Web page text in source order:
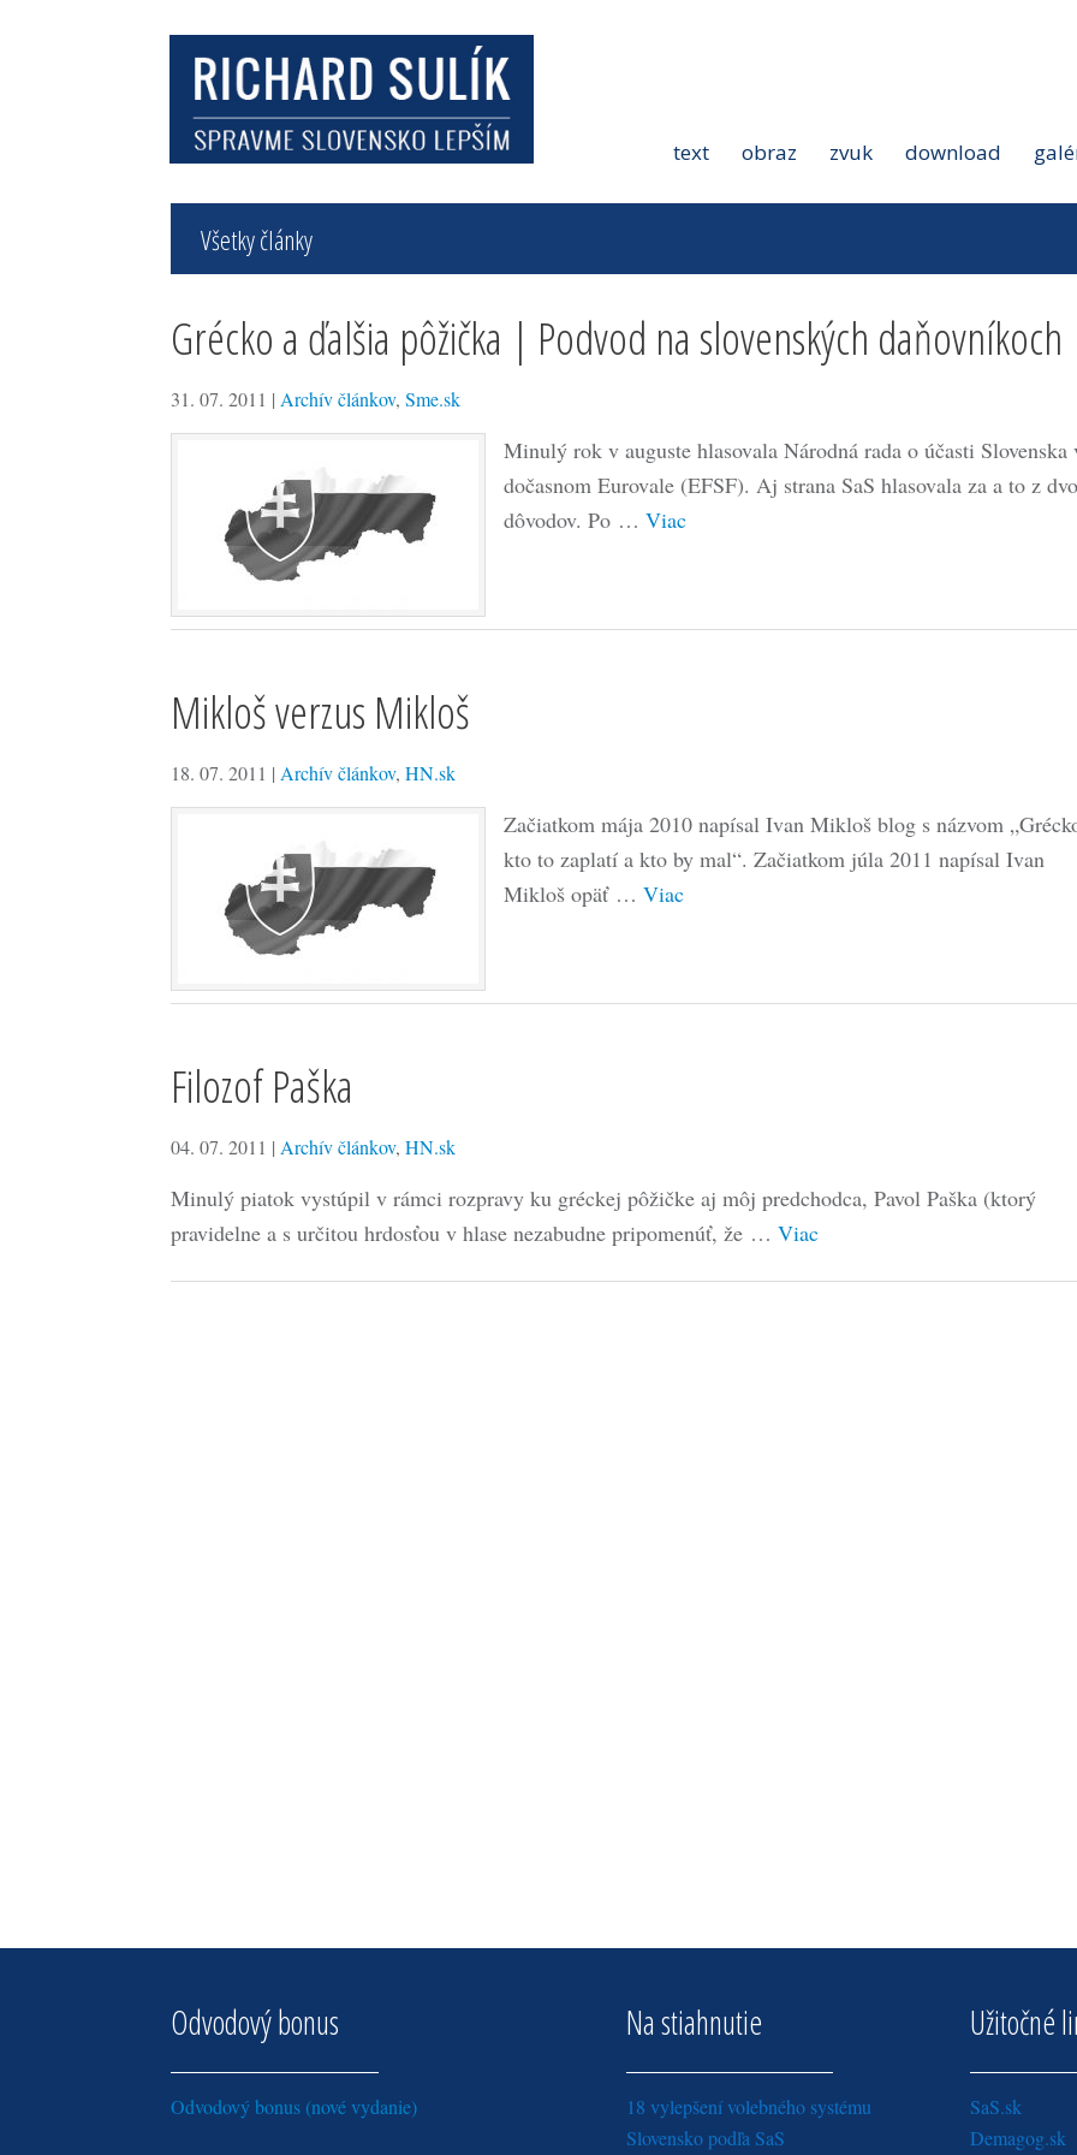
text obraz zvuk download
Všetky články
Grécko a ďalšia pôžička | Podvod na slovenských daňovníkoch
31. 07. 2011 | Archív článkov, Sme.sk
Minulý rok v auguste hlasovala Národná rada o účasti Slovenska
dočasnom Eurovale (EFSF). Aj strana SaS hlasovala za a to z
dôvodov. Po … Viac
Mikloš verzus Mikloš
18. 07. 2011 | Archív článkov, HN.sk
Začiatkom mája 2010 napísal Ivan Mikloš blog s názvom
kto to zaplatí a kto by mal“. Začiatkom júla 2011 napísal Ivan
Mikloš opäť … Viac
Filozof Paška
04. 07. 2011 | Archív článkov, HN.sk
Minulý piatok vystúpil v rámci rozpravy ku gréckej pôžičke aj môj predchodca, Pavol Paška (ktorý
pravidelne a s určitou hrdosťou v hlase nezabudne pripomenúť, že … Viac
Odvodový bonus
Odvodový bonus (nové vydanie)
Na stiahnutie
18 vylepšení volebného systému
Slovensko podľa SaS
Užitočné
SaS.sk
Demagog.sk